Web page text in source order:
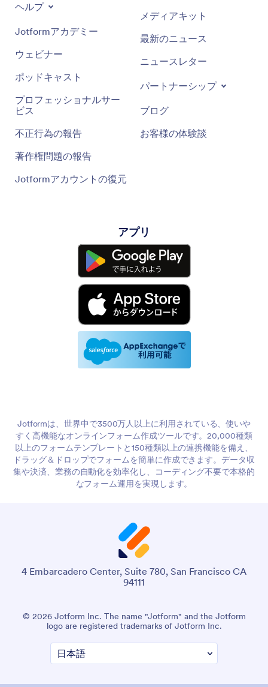
ヘルプ
Jotformアカデミー
ウェビナー
ポッドキャスト
プロフェッショナルサー
ビス
不正行為の報告
著作権問題の報告
Jotformアカウントの復元
メディアキット
最新のニュース
ニュースレター
パートナーシップ
ブログ
お客様の体験談
アプリ
Jotformは、世界中で3500万人以上に利用されている、使いや
すく高機能なオンラインフォーム作成ツールです。20,000種類
以上のフォームテンプレートと150種類以上の連携機能を備え、
ドラッグ＆ドロップでフォームを簡単に作成できます。データ収
集や決済、業務の自動化を効率化し、コーディング不要で本格的
なフォーム運用を実現します。
4 Embarcadero Center, Suite 780, San Francisco CA
94111
© 2026 Jotform Inc. The name "Jotform" and the Jotform
logo are registered trademarks of Jotform Inc.